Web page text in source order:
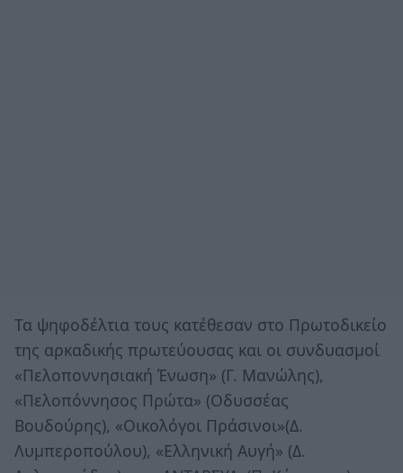
Τα ψηφοδέλτια τους κατέθεσαν στο Πρωτοδικείο
της αρκαδικής πρωτεύουσας και οι συνδυασμοί
«Πελοποννησιακή Ένωση» (Γ. Μανώλης),
«Πελοπόννησος Πρώτα» (Οδυσσέας
Βουδούρης), «Οικολόγοι Πράσινοι»(Δ.
Λυμπεροπούλου), «Ελληνική Αυγή» (Δ.